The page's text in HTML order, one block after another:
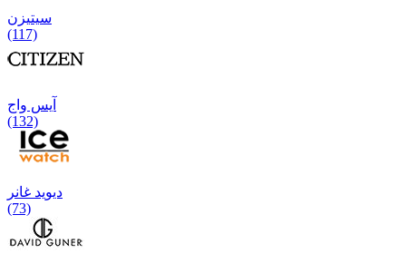
سیتیزن
(117)
آیس واج
(132)
دیوید غانر
(73)